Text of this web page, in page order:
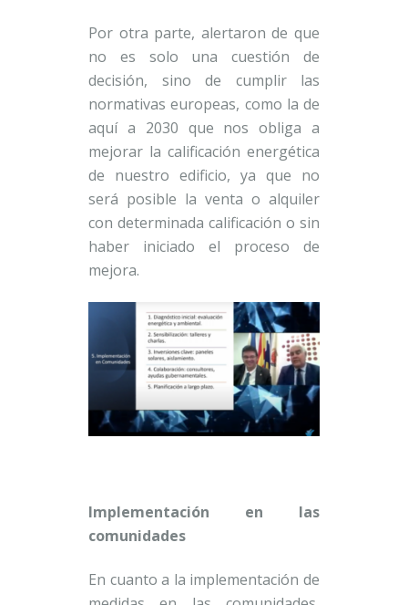
Por otra parte, alertaron de que
no es solo una cuestión de
decisión, sino de cumplir las
normativas europeas, como la de
aquí a 2030 que nos obliga a
mejorar la calificación energética
de nuestro edificio, ya que no
será posible la venta o alquiler
con determinada calificación o sin
haber iniciado el proceso de
mejora.
Implementación en las
comunidades
En cuanto a la implementación de